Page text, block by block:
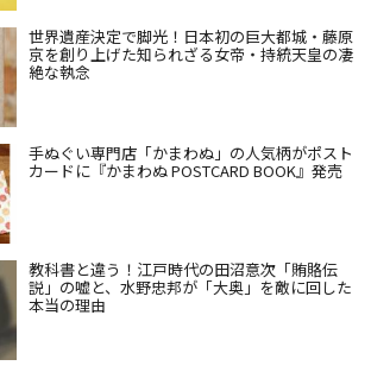
世界遺産決定で脚光！日本初の巨大都城・藤原
京を創り上げた知られざる女帝・持統天皇の凄
絶な執念
手ぬぐい専門店「かまわぬ」の人気柄がポスト
カードに『かまわぬ POSTCARD BOOK』発売
教科書と違う！江戸時代の田沼意次「賄賂伝
説」の嘘と、水野忠邦が「大奥」を敵に回した
本当の理由